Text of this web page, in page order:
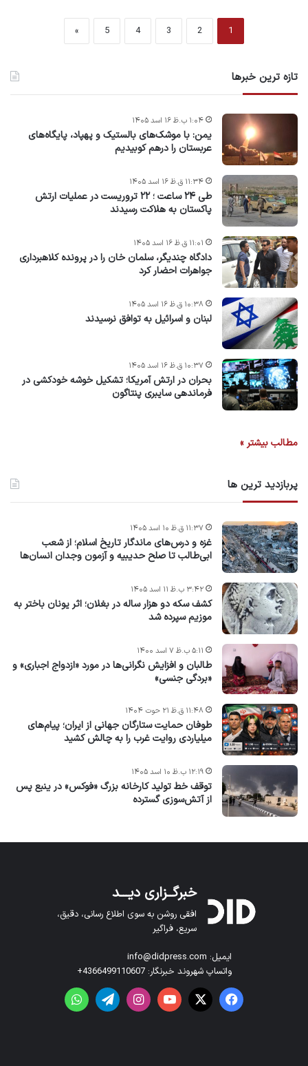
1
2
3
4
5
»
تازه ترین خبرها
یمن: با موشک‌های بالستیک و پهپاد، پایگاه‌های
عربستان را درهم کوبیدیم
۱:۰۴ ب.ظ ۱۶ اسد ۱۴۰۵
طی ۲۴ ساعت ؛ ۲۲ تروریست در عملیات ارتش
پاکستان به هلاکت رسیدند
۱۱:۳۴ ق.ظ ۱۶ اسد ۱۴۰۵
دادگاه چندیگر، سلمان خان را در پرونده کلاهبرداری
جواهرات احضار کرد
۱۱:۰۱ ق.ظ ۱۶ اسد ۱۴۰۵
لبنان و اسرائیل به توافق نرسیدند
۱۰:۳۸ ق.ظ ۱۶ اسد ۱۴۰۵
بحران در ارتش آمریکا؛ تشکیل خوشه خودکشی در
فرماندهی سایبری پنتاگون
۱۰:۳۷ ق.ظ ۱۶ اسد ۱۴۰۵
مطالب بیشتر »
پربازدید ترین ها
غزه و درس‌های ماندگار تاریخ اسلام؛ از شعب
ابی‌طالب تا صلح حدیبیه و آزمون وجدان انسان‌ها
۱۱:۳۷ ق.ظ ۱۰ اسد ۱۴۰۵
کشف سکه دو هزار ساله در بغلان؛ اثر یونان باختر به
موزیم سپرده شد
۳:۴۲ ب.ظ ۱۱ اسد ۱۴۰۵
طالبان و افزایش نگرانی‌ها در مورد «ازدواج اجباری» و
«بردگی جنسی»
۵:۱۱ ب.ظ ۷ اسد ۱۴۰۰
طوفان حمایت ستارگان جهانی از ایران؛ پیام‌های
میلیاردی روایت غرب را به چالش کشید
۱۱:۴۸ ق.ظ ۲۱ حوت ۱۴۰۴
توقف خط تولید کارخانه بزرگ «فوکس» در ینبع پس
از آتش‌سوزی گسترده
۱۲:۱۹ ب.ظ ۱۰ اسد ۱۴۰۵
خبرگــزاری دیـــد
افقی روشن به سوی اطلاع رسانی، دقیق،
سریع، فراگیر
ایمیل: info@didpress.com
واتساپ شهروند خبرنگار: 4366499110607+
فیس بوک X یوتیوباینستاگرامتلگرامواتس آپ